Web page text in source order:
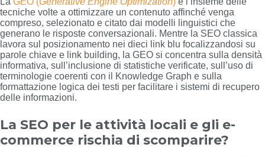
tecniche volte a ottimizzare un contenuto affinché venga
compreso, selezionato e citato dai modelli linguistici che
generano le risposte conversazionali. Mentre la SEO classica
lavora sul posizionamento nei dieci link blu focalizzandosi su
parole chiave e link building, la GEO si concentra sulla densità
informativa, sull’inclusione di statistiche verificate, sull’uso di
terminologie coerenti con il Knowledge Graph e sulla
formattazione logica dei testi per facilitare i sistemi di recupero
delle informazioni.
La SEO per le attività locali e gli e-
commerce rischia di scomparire?